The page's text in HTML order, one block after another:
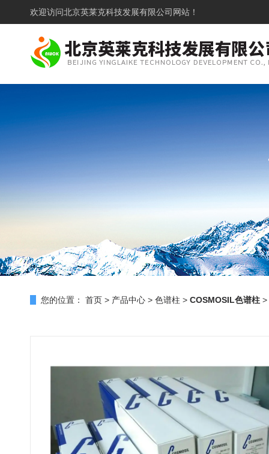
欢迎访问北京英莱克科技发展有限公司网站！
您的位置： 首页 > 产品中心 > 色谱柱 > COSMOSIL色谱柱 >